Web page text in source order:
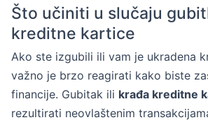
Što učiniti u slučaju
kreditne kartice
Ako ste izgubili ili vam je ukradena
važno je brzo reagirati kako biste
financije. Gubitak ili krađa kreditne
rezultirati neovlaštenim